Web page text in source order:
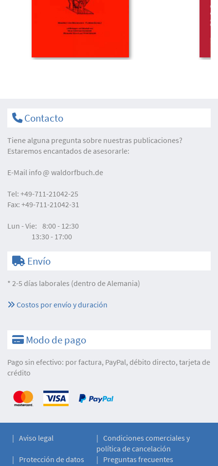
Contacto
Tiene alguna pregunta sobre nuestras publicaciones?
Estaremos encantados de asesorarle:
E-Mail info waldorfbuch.de
Tel: +49-711-21042-25
Fax: +49-711-21042-31
Lun - Vie: 8:00 - 12:30
13:30 - 17:00
Envío
* 2-5 días laborales (dentro de Alemania)
Costos por envío y duración
Modo de pago
Pago sin efectivo: por factura, PayPal, débito directo, tarjeta de
crédito
Aviso legal
Condiciones comerciales y
política de cancelación
Protección de datos
Preguntas frecuentes